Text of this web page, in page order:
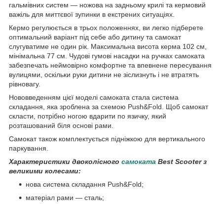
гальмівних систем — ножова на задньому крилі та кермовий
важіль для миттєвої зупинки в екстрених ситуаціях.
Кермо регулюється в трьох положеннях, ви легко підберете
оптимальний варіант під себе або дитину та самокат
слугуватиме не один рік. Максимальна висота керма 102 см,
мінімальна 77 см. Чудові гумові насадки на ручках самоката
забезпечать неймовірно комфортне та впевнене пересування
вулицями, оскільки руки дитини не зіслизнуть і не втратять
рівновагу.
Нововведенням цієї моделі самоката стала система
складання, яка зроблена за схемою Push&Fold. Щоб самокат
скласти, потрібно ногою вдарити по язичку, який
розташований біля основі рами.
Самокат також комплектується підніжкою для вертикального
паркування.
Характеристики двоколісного самоката Best Scooter з
великими колесами:
нова система складання Push&Fold;
матеріал рами — сталь;